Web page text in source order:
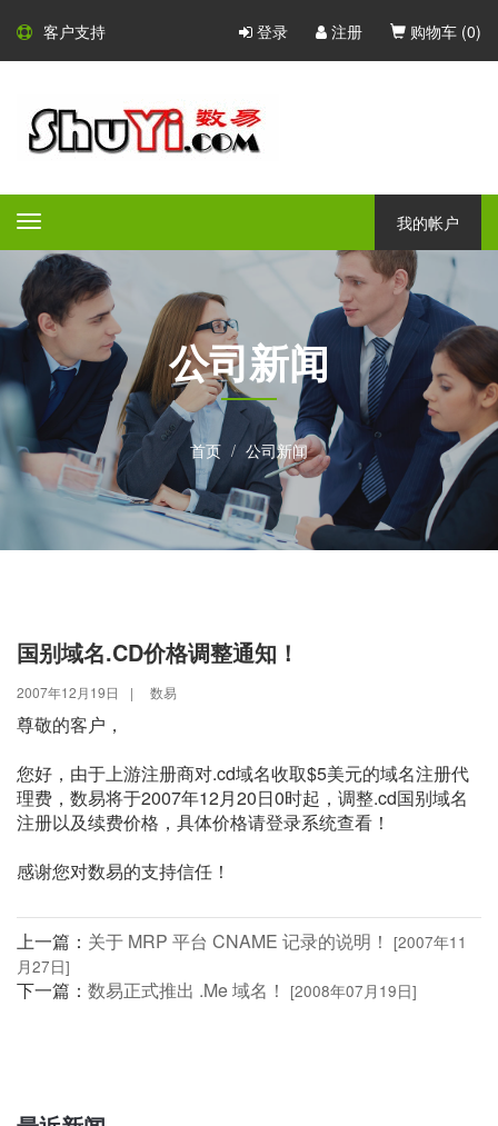
客户支持 登录 注册 购物车 (0)
Toggle
navigation
我的帐户
公司新闻
首页 公司新闻
国别域名.CD价格调整通知！
2007年12月19日 | 数易
尊敬的客户，
您好，由于上游注册商对.cd域名收取$5美元的域名注册代
理费，数易将于2007年12月20日0时起，调整.cd国别域名
注册以及续费价格，具体价格请登录系统查看！
感谢您对数易的支持信任！
上一篇： 关于 MRP 平台 CNAME 记录的说明！ [2007年11
月27日]
下一篇： 数易正式推出 .Me 域名！ [2008年07月19日]